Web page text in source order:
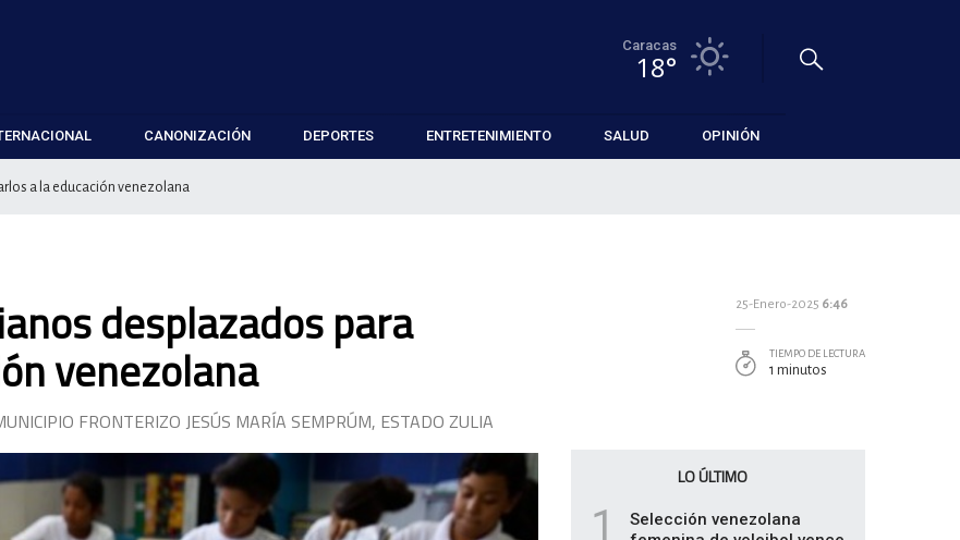
Caracas
18°
CANONIZACIÓN DEPORTES ENTRETENIMIENTO SALUD OPINIÓN
a la educación venezolana
desplazados para
venezolana
FRONTERIZO JESÚS MARÍA SEMPRÚM, ESTADO ZULIA
25-Enero-2025 6:46
TIEMPO DE LECTURA
1 minutos
LO ÚLTIMO
1
Selección venezolana